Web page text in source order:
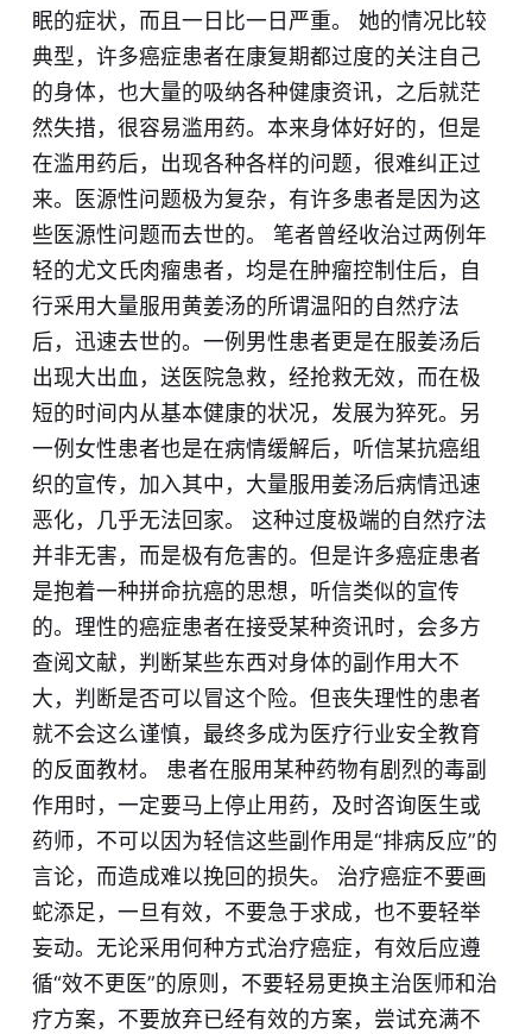
眠的症状，而且一日比一日严重。 她的情况比较
典型，许多癌症患者在康复期都过度的关注自己
的身体，也大量的吸纳各种健康资讯，之后就茫
然失措，很容易滥用药。本来身体好好的，但是
在滥用药后，出现各种各样的问题，很难纠正过
来。医源性问题极为复杂，有许多患者是因为这
些医源性问题而去世的。 笔者曾经收治过两例年
轻的尤文氏肉瘤患者，均是在肿瘤控制住后，自
行采用大量服用黄姜汤的所谓温阳的自然疗法
后，迅速去世的。一例男性患者更是在服姜汤后
出现大出血，送医院急救，经抢救无效，而在极
短的时间内从基本健康的状况，发展为猝死。另
一例女性患者也是在病情缓解后，听信某抗癌组
织的宣传，加入其中，大量服用姜汤后病情迅速
恶化，几乎无法回家。 这种过度极端的自然疗法
并非无害，而是极有危害的。但是许多癌症患者
是抱着一种拼命抗癌的思想，听信类似的宣传
的。理性的癌症患者在接受某种资讯时，会多方
查阅文献，判断某些东西对身体的副作用大不
大，判断是否可以冒这个险。但丧失理性的患者
就不会这么谨慎，最终多成为医疗行业安全教育
的反面教材。 患者在服用某种药物有剧烈的毒副
作用时，一定要马上停止用药，及时咨询医生或
药师，不可以因为轻信这些副作用是“排病反应”的
言论，而造成难以挽回的损失。 治疗癌症不要画
蛇添足，一旦有效，不要急于求成，也不要轻举
妄动。无论采用何种方式治疗癌症，有效后应遵
循“效不更医”的原则，不要轻易更换主治医师和治
疗方案，不要放弃已经有效的方案，尝试充满不